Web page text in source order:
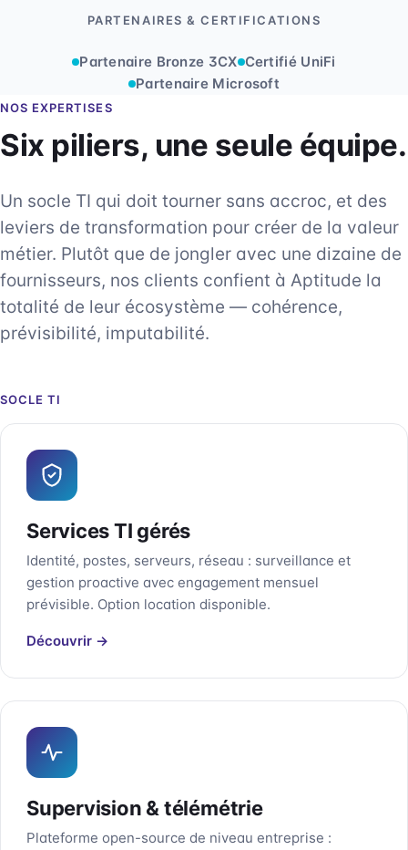
PARTENAIRES & CERTIFICATIONS
Partenaire Bronze 3CX Certifié UniFi
Partenaire Microsoft
NOS EXPERTISES
Six piliers, une seule équipe.
Un socle TI qui doit tourner sans accroc, et des
leviers de transformation pour créer de la valeur
métier. Plutôt que de jongler avec une dizaine de
fournisseurs, nos clients confient à Aptitude la
totalité de leur écosystème — cohérence,
prévisibilité, imputabilité.
SOCLE TI
Services TI gérés
Identité, postes, serveurs, réseau : surveillance et
gestion proactive avec engagement mensuel
prévisible. Option location disponible.
Découvrir →
Supervision & télémétrie
Plateforme open-source de niveau entreprise :